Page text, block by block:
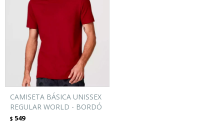
CAMISETA BÁSICA UNISSEX
REGULAR WORLD - BORDÓ
$ 549